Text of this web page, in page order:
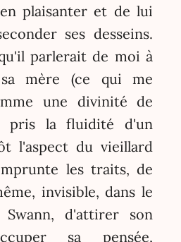
plaisanter et de lui
ses desseins.
parlerait de moi à
mère (ce qui me
une divinité de
pris la fluidité d'un
l'aspect du vieillard
les traits, de
invisible, dans le
d'attirer son
sa pensée,